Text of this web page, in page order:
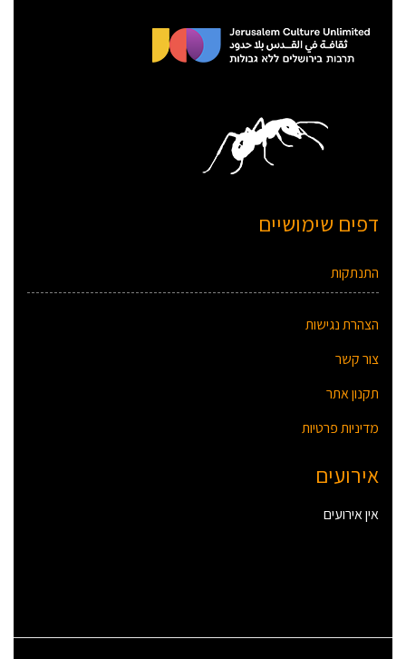
דפים שימושיים
התנתקות
הצהרת נגישות
צור קשר
תקנון אתר
מדיניות פרטיות
אירועים
אין אירועים